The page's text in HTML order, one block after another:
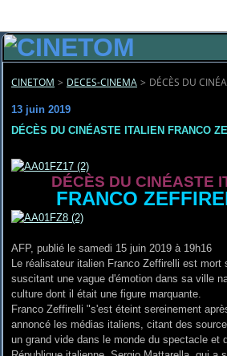
CINETOM > DECES-CINEMA > DÉCÈS DU
13 juin 2019
DÉCÈS DU CINÉASTE ITALIEN FRANCO
DÉCÈS DU CINÉASTE
FRANCO
AFP, publié le samedi 15 juin 2019 à 19h16
Le réalisateur italien Franco Zeffirelli est mort
suscitant une vague d'émotion dans sa ville
culture dont il était une figure marquante.
Franco Zeffirelli "s'est éteint sereinement
annoncé les médias italiens, citant des
un grand vide dans le monde du spectacle et